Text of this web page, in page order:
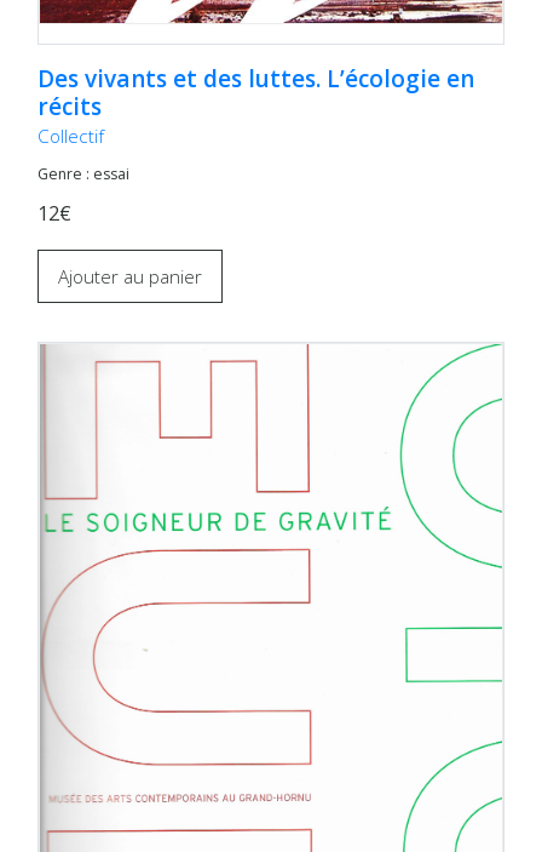
Des vivants et des luttes. L’écologie en
récits
Collectif
Genre : essai
12€
Ajouter au panier